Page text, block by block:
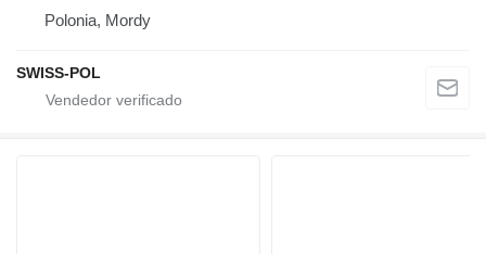
Polonia, Mordy
SWISS-POL